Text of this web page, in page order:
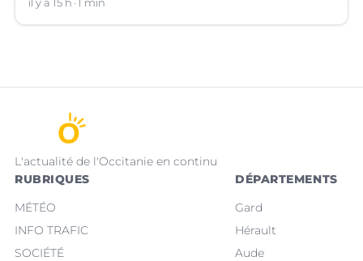
vendredi 7 août par les bénévoles de la Table Ouverte
à Nîmes (Gard).
il y a 15 h 1 min
L'actualité de l'Occitanie en continu
RUBRIQUES
MÉTÉO
INFO TRAFIC
SOCIÉTÉ
DÉPARTEMENTS
Gard
Hérault
Aude